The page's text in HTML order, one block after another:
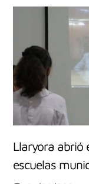
Llaryora abrió
escuelas